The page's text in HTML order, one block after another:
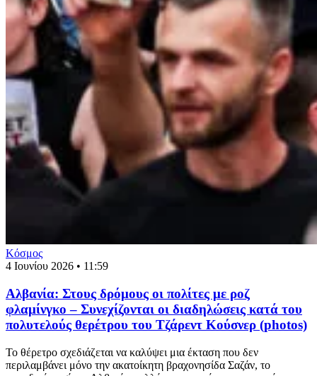
Κόσμος
4 Ιουνίου 2026 • 11:59
Aλβανία: Στους δρόμους οι πολίτες με ροζ
φλαμίνγκο – Συνεχίζονται οι διαδηλώσεις κατά του
πολυτελούς θερέτρου του Τζάρεντ Κούσνερ (photos)
Το θέρετρο σχεδιάζεται να καλύψει μια έκταση που δεν
περιλαμβάνει μόνο την ακατοίκητη βραχονησίδα Σαζάν, το